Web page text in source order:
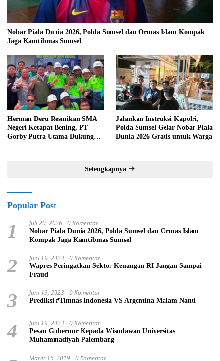
Nobar Piala Dunia 2026, Polda Sumsel dan Ormas Islam Kompak
Jaga Kamtibmas Sumsel
Herman Deru Resmikan SMA
Negeri Ketapat Bening, PT
Gorby Putra Utama Dukung
Jalankan Instruksi Kapolri,
Polda Sumsel Gelar Nobar Piala
Dunia 2026 Gratis untuk Warga
Selengkapnya
Popular Post
1 Juli 20, 2026 0 Komentar
Nobar Piala Dunia 2026, Polda Sumsel dan Ormas Islam
Kompak Jaga Kamtibmas Sumsel
2 Juni 19, 2023 0 Komentar
Wapres Peringatkan Sektor Keuangan RI Jangan Sampai
Fraud
3 Juni 19, 2023 0 Komentar
Prediksi #Timnas Indonesia VS Argentina Malam Nanti
4 Juni 19, 2023 0 Komentar
Pesan Gubernur Kepada Wisudawan Universitas
Muhammadiyah Palembang
Maret 16, 2019 0 Komentar